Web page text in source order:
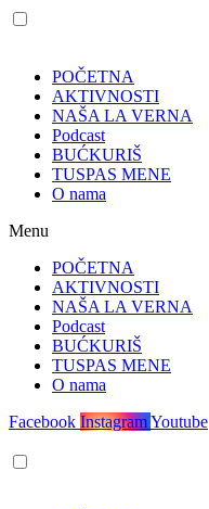
POČETNA
AKTIVNOSTI
NAŠA LA VERNA
Podcast
BUĆKURIŠ
TUSPAS MENE
O nama
Menu
POČETNA
AKTIVNOSTI
NAŠA LA VERNA
Podcast
BUĆKURIŠ
TUSPAS MENE
O nama
Facebook InstagramYoutube